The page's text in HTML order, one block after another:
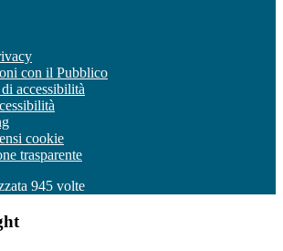
con il Pubblico
accessibilità
cookie
trasparente
945 volte